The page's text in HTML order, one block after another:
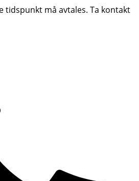
tidspunkt må avtales. Ta kontakt